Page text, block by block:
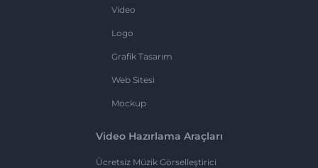
Video
Logo
Grafik Tasarım
Web Sitesi
Mockup
Video Hazırlama Araçları
Ücretsiz Müzik Görselleştirici